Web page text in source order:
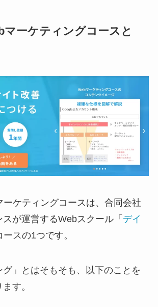
マーケティングコースと
ーケティングコースは、合同会社
が運営するWebスクール「 デイ
ースの1つです。
グ」とはそもそも、以下のことを
す。